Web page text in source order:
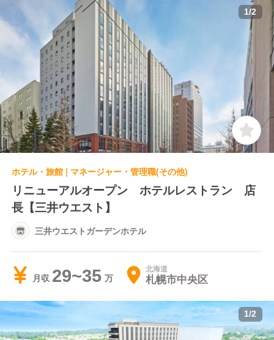
日本ホテルメッツ 札幌) - かなさん(東急ステ
イ 沖縄那覇) - The358 空・海（ホテル
The358 sora・umi 福岡） - huwa dolo（JR
東日本ホテルメッツ 渋谷) - 茜音の湯 朝食
会場(ヴィアイン赤坂)
1/2
ホテル・旅館 | マネージャー・管理職(その他)
リニューアルオープン ホテルレストラン 店
長【三井ウエスト】
三井ウエストガーデンホテル
月収 29~35 北海道
札幌市中央区
1/2